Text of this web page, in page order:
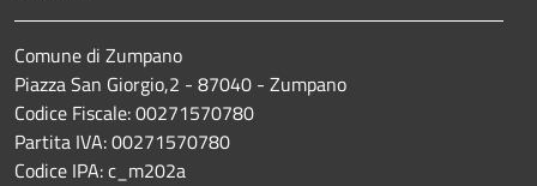
Comune di Zumpano
Piazza San Giorgio,2 - 87040 - Zumpano
Codice Fiscale: 00271570780
Partita IVA: 00271570780
Codice IPA: c_m202a